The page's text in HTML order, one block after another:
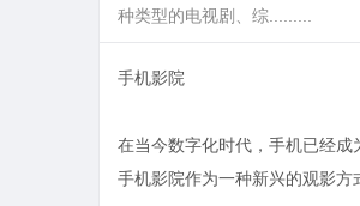
种类型的电视剧、综.........
手机影院
在当今数字化时代，手机已经成
手机影院作为一种新兴的观影方